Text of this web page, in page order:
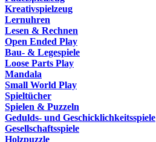
Kreativspielzeug
Lernuhren
Lesen & Rechnen
Open Ended Play
Bau- & Legespiele
Loose Parts Play
Mandala
Small World Play
Spieltücher
Spielen & Puzzeln
Gedulds- und Geschicklichkeitsspiele
Gesellschaftsspiele
Holzpuzzle